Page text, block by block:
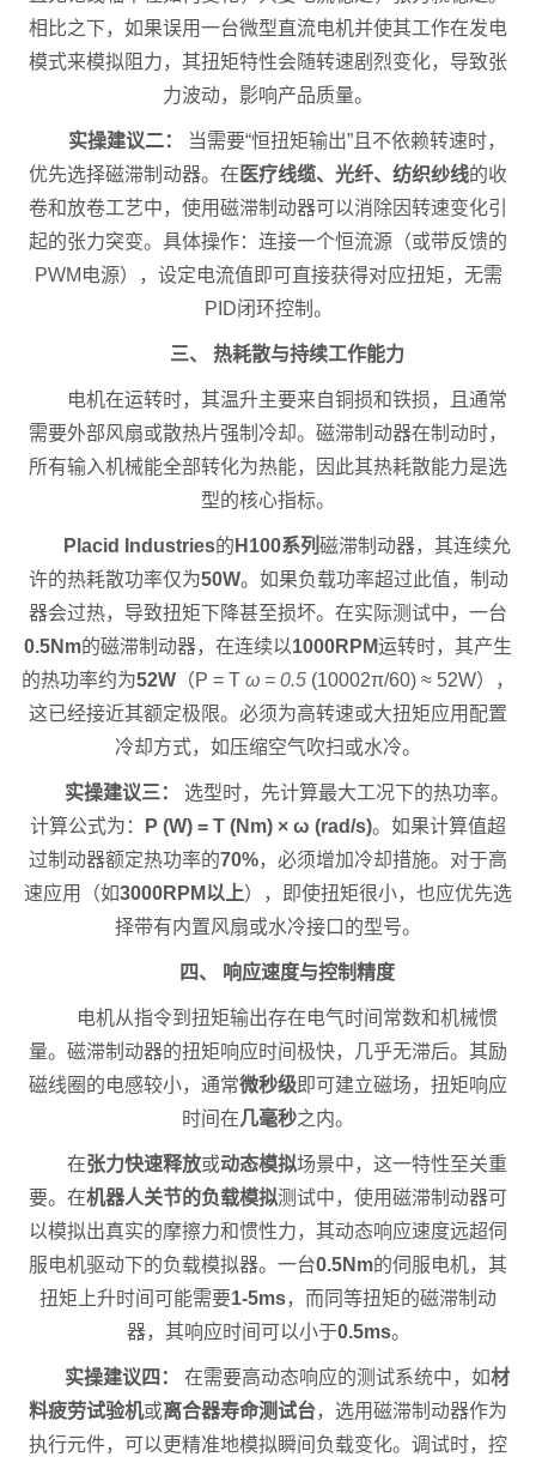
相比之下，如果误用一台微型直流电机并使其工作在发电
模式来模拟阻力，其扭矩特性会随转速剧烈变化，导致张
力波动，影响产品质量。
实操建议二：
当需要“恒扭矩输出”且不依赖转速时，
优先选择磁滞制动器。在 医疗线缆、光纤、纺织纱线的收
卷和放卷工艺中，使用磁滞制动器可以消除因转速变化引
起的张力突变。具体操作：连接一个恒流源（或带反馈的
PWM电源），设定电流值即可直接获得对应扭矩，无需
PID闭环控制。
三、 热耗散与持续工作能力
电机在运转时，其温升主要来自铜损和铁损，且通常
需要外部风扇或散热片强制冷却。磁滞制动器在制动时，
所有输入机械能全部转化为热能，因此其热耗散能力是选
型的核心指标。
Placid Industries的 H100系列 磁滞制动器，其连续允
许的热耗散功率仅为50W。如果负载功率超过此值，制动
器会过热，导致扭矩下降甚至损坏。在实际测试中，一台
0.5Nm的磁滞制动器，在连续以1000RPM运转时，其产生
的热功率约为52W （P = T ω = 0.5 (10002π/60) ≈ 52W），
这已经接近其额定极限。必须为高转速或大扭矩应用配置
冷却方式，如压缩空气吹扫或水冷。
实操建议三：
选型时，先计算最大工况下的热功率。
计算公式为：
P (W) = T (Nm) × ω (rad/s)。如果计算值超
过制动器额定热功率的70%，必须增加冷却措施。对于高
速应用（如3000RPM以上），即使扭矩很小，也应优先选
择带有内置风扇或水冷接口的型号。
四、 响应速度与控制精度
电机从指令到扭矩输出存在电气时间常数和机械惯
量。磁滞制动器的扭矩响应时间极快，几乎无滞后。其励
磁线圈的电感较小，通常微秒级即可建立磁场，扭矩响应
时间在几毫秒之内。
在张力快速释放或动态模拟场景中，这一特性至关重
要。在机器人关节的负载模拟测试中，使用磁滞制动器可
以模拟出真实的摩擦力和惯性力，其动态响应速度远超伺
服电机驱动下的负载模拟器。一台0.5Nm的伺服电机，其
扭矩上升时间可能需要1-5ms，而同等扭矩的磁滞制动
器，其响应时间可以小于0.5ms。
实操建议四： 在需要高动态响应的测试系统中，如材
料疲劳试验机或离合器寿命测试台，选用磁滞制动器作为
执行元件，可以更精准地模拟瞬间负载变化。调试时，控